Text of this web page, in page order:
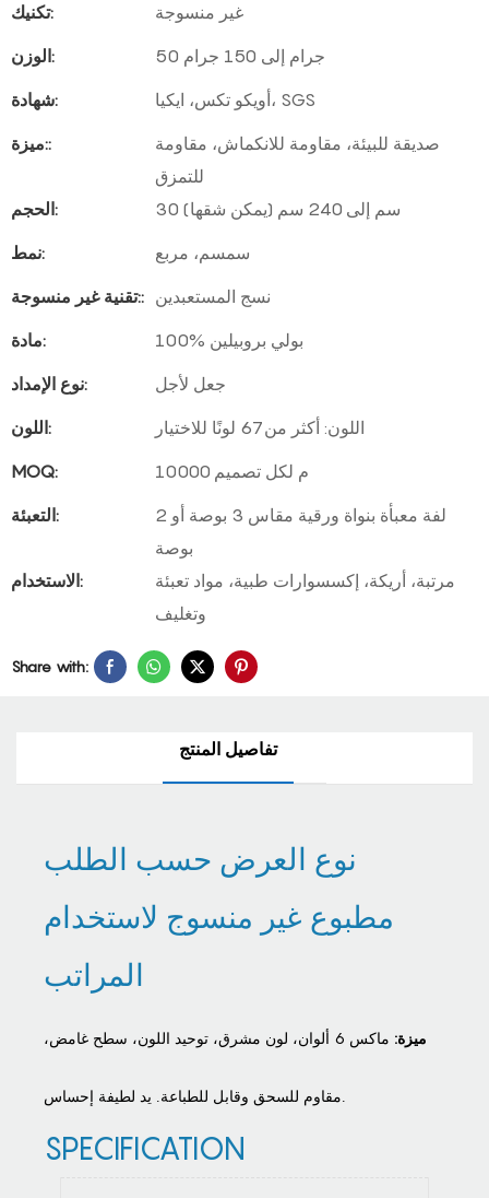
تكنيك:
غير منسوجة
الوزن:
50 جرام إلى 150 جرام
شهادة:
أويكو تكس، ايكيا، SGS
ميزة::
صديقة للبيئة، مقاومة للانكماش، مقاومة
للتمزق
الحجم:
30 سم إلى 240 سم (يمكن شقها)
نمط:
سمسم، مربع
تقنية غير منسوجة:: نسج المستعبدين
مادة:
100% بولي بروبيلين
نوع الإمداد:
جعل لأجل
اللون:
اللون: أكثر من 67 لونًا للاختيار
MOQ:
10000 م لكل تصميم
التعبئة:
لفة معبأة بنواة ورقية مقاس 3 بوصة أو 2
بوصة
الاستخدام:
مرتبة، أريكة، إكسسوارات طبية، مواد تعبئة
وتغليف
Share with:
تفاصيل المنتج
نوع العرض حسب الطلب
مطبوع غير منسوج لاستخدام
المراتب
ميزة: ماكس 6 ألوان، لون مشرق، توحيد اللون، سطح غامض،
مقاوم للسحق وقابل للطباعة. يد لطيفةإحساس.
SPECIFICATION